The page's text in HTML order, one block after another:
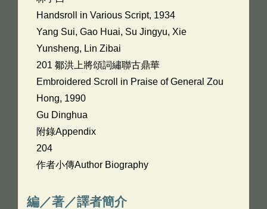
Handsroll in Various Script, 1934
Yang Sui, Gao Huai, Su Jingyu, Xie
Yunsheng, Lin Zibai
201 鄒洪上將頌詞繡聯古鼎華
Embroidered Scroll in Praise of General Zou
Hong, 1990
Gu Dinghua
附錄Appendix
204
作者小傳Author Biography
編／著／譯者簡介